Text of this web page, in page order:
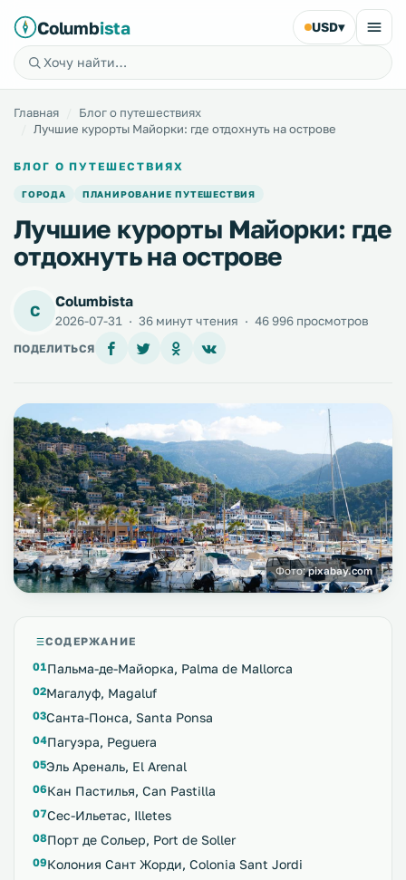
Columbista USD▾
Главная
Блог о путешествиях
Лучшие курорты Майорки: где отдохнуть на острове
БЛОГ О ПУТЕШЕСТВИЯХ
ГОРОДА ПЛАНИРОВАНИЕ ПУТЕШЕСТВИЯ
Лучшие курорты Майорки: где
отдохнуть на острове
C
Columbista
2026-07-31 · 36 минут чтения · 46 996 просмотров
ПОДЕЛИТЬСЯ
Фото:pixabay.com
СОДЕРЖАНИЕ
Пальма-де-Майорка, Palma de Mallorca
Магалуф, Magaluf
Санта-Понса, Santa Ponsa
Пагуэра, Peguera
Эль Ареналь, El Arenal
Кан Пастилья, Can Pastilla
Сес-Ильетас, Illetes
Порт де Сольер, Port de Soller
Колония Сант Жорди, Colonia Sant Jordi